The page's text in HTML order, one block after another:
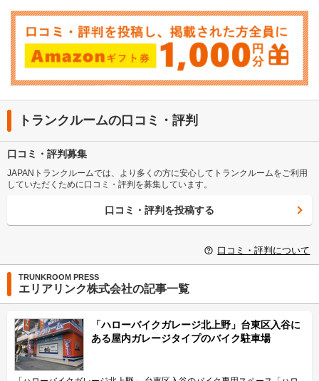
トランクルームの口コミ・評判
口コミ・評判募集
JAPANトランクルームでは、より多くの方に安心してトランクルームをご利用
していただくために口コミ・評判を募集しています。
口コミ・評判を投稿する
口コミ・評判について
TRUNKROOM PRESS
エリアリンク株式会社の記事一覧
「ハローバイクガレージ北上野」台東区入谷に
ある屋内ガレージタイプのバイク駐車場